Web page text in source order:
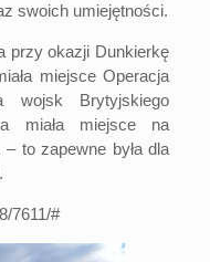
swoich umiejętności.
przy okazji Dunkierkę
miejsce Operacja
wojsk Brytyjskiego
miała miejsce na
to zapewne była dla
7611/#